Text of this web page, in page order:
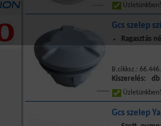
Gcs szelep
Ragasztás
B.cikksz.:
Kiszerelés: db
Gcs szelep